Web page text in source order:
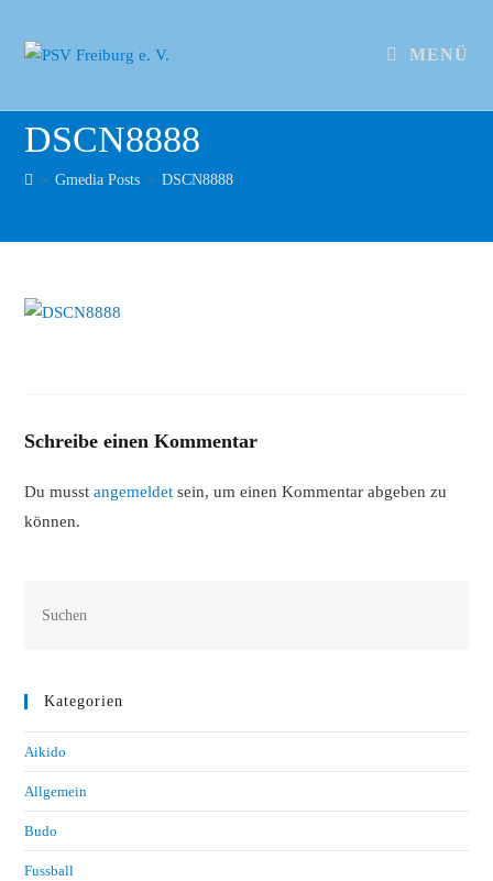
MENÜ
DSCN8888
> Gmedia Posts > DSCN8888
Schreibe einen Kommentar
Du musstangemeldet sein, um einen Kommentar abgeben zu
können.
Kategorien
Aikido
Allgemein
Budo
Fussball